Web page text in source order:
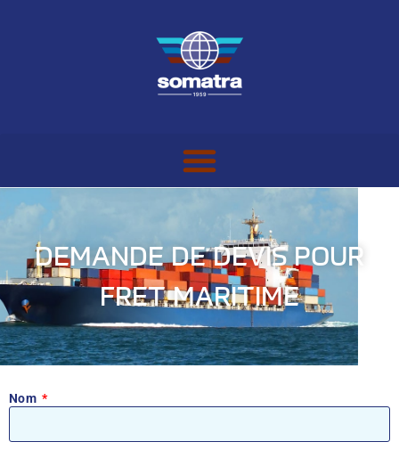
DEMANDE DE DEVIS POUR
FRET MARITIME
Nom